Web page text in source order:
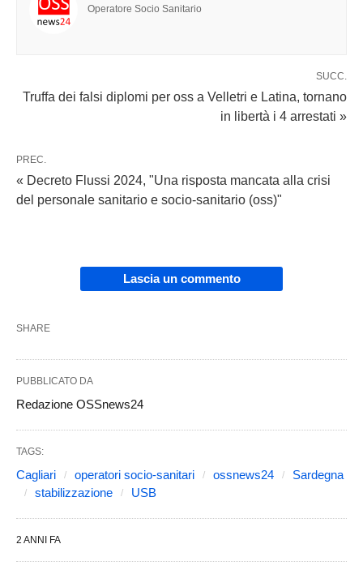
Operatore Socio Sanitario
SUCC.
Truffa dei falsi diplomi per oss a Velletri e Latina, tornano
in libertà i 4 arrestati »
PREC.
« Decreto Flussi 2024, "Una risposta mancata alla crisi
del personale sanitario e socio-sanitario (oss)"
Lascia un commento
SHARE
PUBBLICATO DA
Redazione OSSnews24
TAGS:
Cagliari operatori socio-sanitari ossnews24
Sardegna
stabilizzazione
USB
2 ANNI FA